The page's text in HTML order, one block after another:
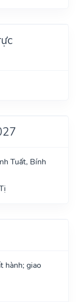
Tuất, Bính
hành; giao